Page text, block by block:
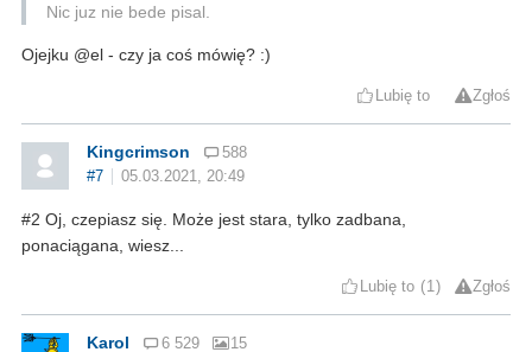
Nic juz nie bede pisal.
Ojejku @el - czy ja coś mówię? :)
Lubię to Zgłoś
Kingcrimson
588
#7
05.03.2021, 20:49
#2 Oj, czepiasz się. Może jest stara, tylko zadbana,
ponaciągana, wiesz...
Lubię to 1 Zgłoś
Karol 6 529 15